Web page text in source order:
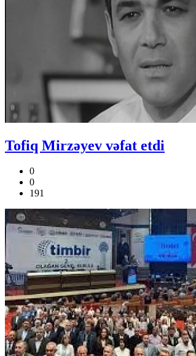
Tofiq Mirzəyev vəfat etdi
0
0
191